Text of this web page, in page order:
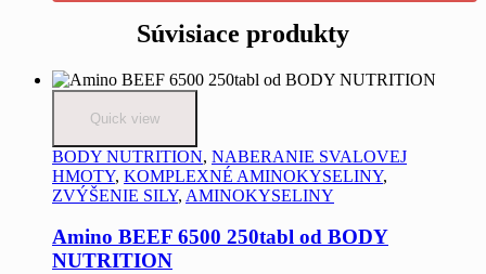
Súvisiace produkty
Quick view
BODY NUTRITION, NABERANIE SVALOVEJ
HMOTY, KOMPLEXNÉ AMINOKYSELINY,
ZVÝŠENIE SILY, AMINOKYSELINY
Amino BEEF 6500 250tabl od BODY
NUTRITION